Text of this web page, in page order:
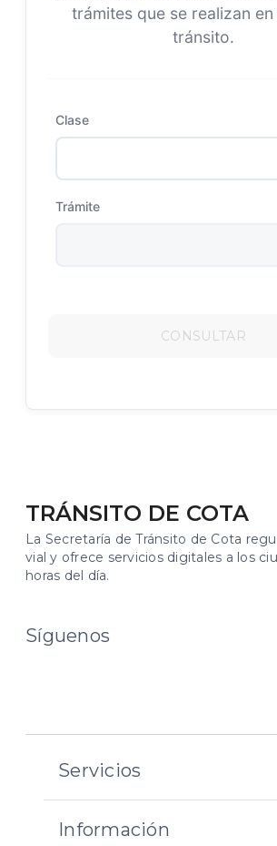
trámites que se realizan
tránsito.
Clase
Trámite
CONSULTAR
TRÁNSITO DE COTA
La Secretaría de Tránsito de Cota
vial y ofrece servicios digitales a los
horas del día.
Síguenos
Servicios
Información